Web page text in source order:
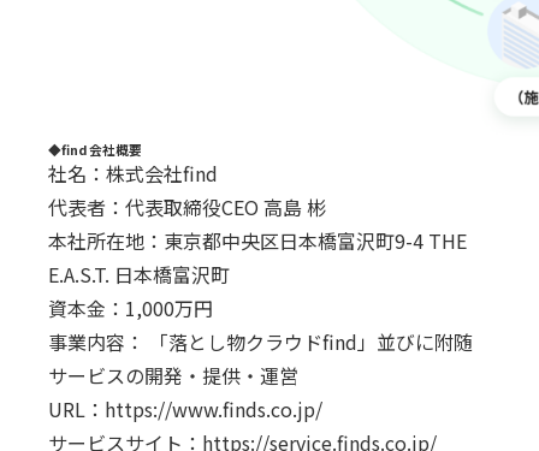
◆find 会社概要
社名：株式会社find
代表者：代表取締役CEO ⾼島 彬
本社所在地：東京都中央区⽇本橋富沢町9-4 THE
E.A.S.T. ⽇本橋富沢町
資本⾦：1,000万円
事業内容： 「落とし物クラウドfind」並びに附随
サービスの開発・提供・運営
URL： https://www.finds.co.jp/
サービスサイト： https://service.finds.co.jp/